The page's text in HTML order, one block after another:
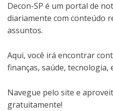
Decon-SP é um portal de
diariamente com conteúdo
assuntos.
Aqui, você irá encontrar
finanças, saúde, tecnologia,
Navegue pelo site e
gratuitamente!